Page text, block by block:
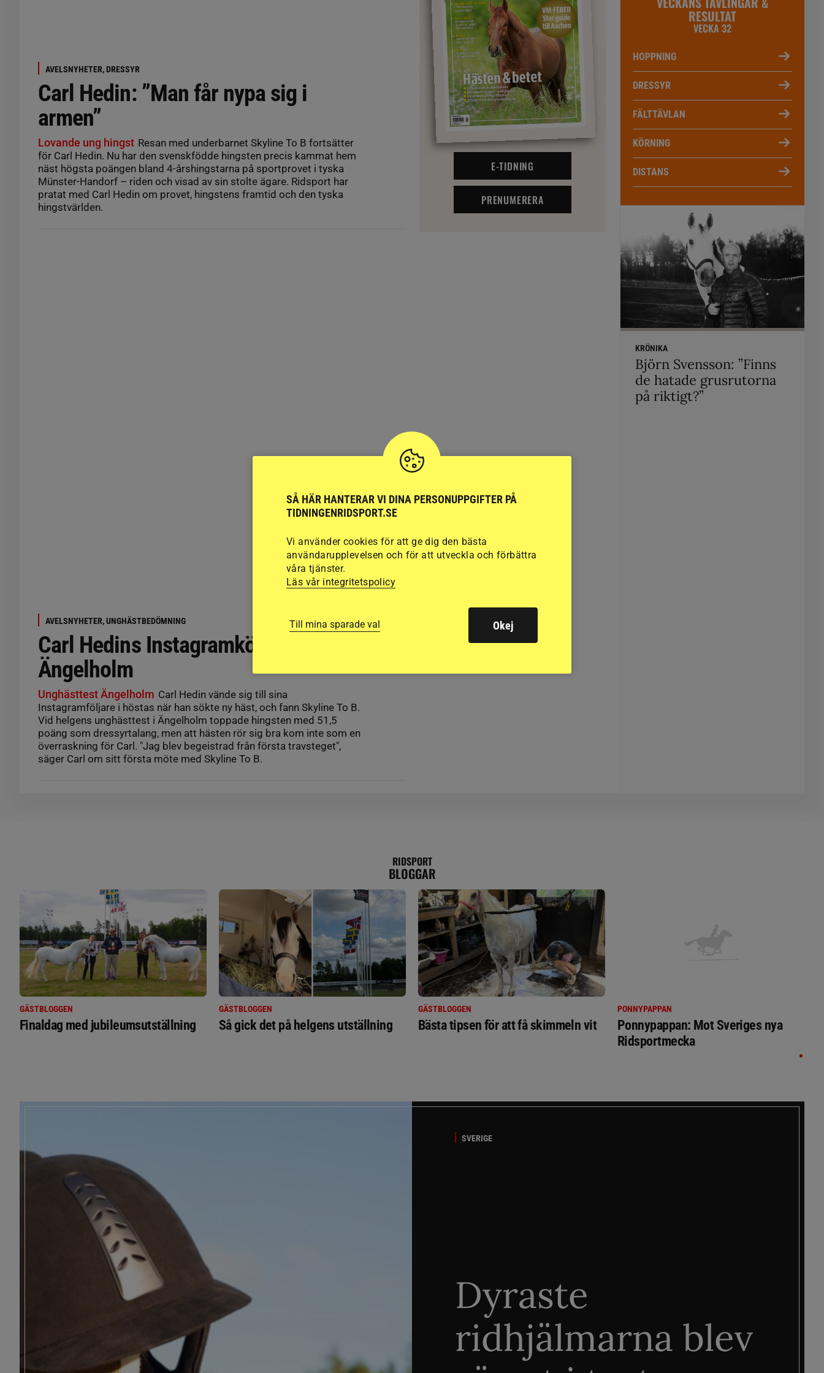
AVELSNYHETER, DRESSYR
Carl Hedin: ”Man får nypa sig i
armen”
Lovande ung hingst Resan med underbarnet Skyline To B fortsätter
för Carl Hedin. Nu har den svenskfödde hingsten precis kammat hem
näst högsta poängen bland 4-årshingstarna på sportprovet i tyska
Münster-Handorf – riden och visad av sin stolte ägare. Ridsport har
pratat med Carl Hedin om provet, hingstens framtid och den tyska
hingstvärlden.
AVELSNYHETER, UNGHÄSTBEDÖMNING
Carl Hedins Instagramköp toppade i
Ängelholm
Unghästtest Ängelholm Carl Hedin vände sig till sina
Instagramföljare i höstas när han sökte ny häst, och fann Skyline To B.
Vid helgens unghästtest i Ängelholm toppade hingsten med 51,5
poäng som dressyrtalang, men att hästen rör sig bra kom inte som en
överraskning för Carl. "Jag blev begeistrad från första travsteget",
säger Carl om sitt första möte med Skyline To B.
E-TIDNING
PRENUMERERA
RESULTAT
VECKA 32
HOPPNING
DRESSYR
FÄLTTÄVLAN
KÖRNING
DISTANS
KRÖNIKA
Björn Svensson: ”Finns
de hatade grusrutorna
på riktigt?”
RIDSPORT
BLOGGAR
GÄSTBLOGGEN
Finaldag med jubileumsutställning
GÄSTBLOGGEN
Så gick det på helgens utställning
GÄSTBLOGGEN
Bästa tipsen för att få skimmeln vit
PONNYPAPPAN
Ponnypappan: Mot Sveriges nya
Ridsportmecka
SVERIGE
Dyraste
ridhjälmarna blev
SÅ HÄR HANTERAR VI DINA PERSONUPPGIFTER PÅ
TIDNINGENRIDSPORT.SE
Vi använder cookies för att ge dig den bästa
användarupplevelsen och för att utveckla och förbättra
våra tjänster.
Läs vår integritetspolicy
Till mina sparade val Okej